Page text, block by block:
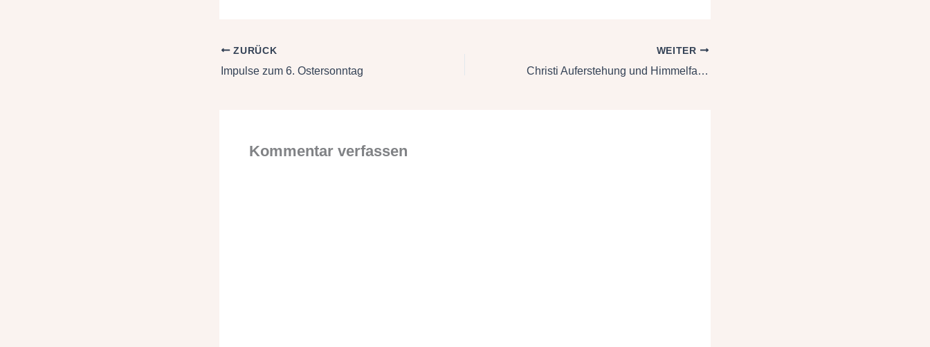
ZURÜCK
Impulse zum 6. Ostersonntag
WEITER
Christi Auferstehung und Himmelfahrt
Kommentar verfassen